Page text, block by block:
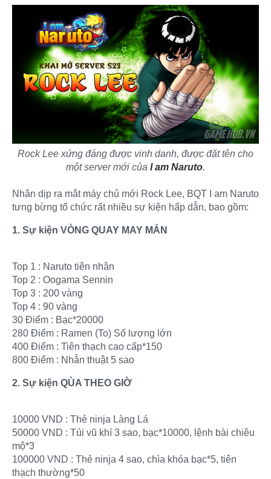
Rock Lee xứng đáng được vinh danh, được đặt tên cho
một server mới của I am Naruto.
Nhân dịp ra mắt máy chủ mới Rock Lee, BQT I am Naruto
tưng bừng tổ chức rất nhiều sự kiện hấp dẫn, bao gồm:
1. Sự kiện VÒNG QUAY MAY MẮN
Top 1 : Naruto tiên nhân
Top 2 : Oogama Sennin
Top 3 : 200 vàng
Top 4 : 90 vàng
30 Điểm : Bạc*20000
280 Điểm : Ramen (To) Số lượng lớn
400 Điểm : Tiên thạch cao cấp*150
800 Điểm : Nhẫn thuật 5 sao
2. Sự kiện QÙA THEO GIỜ
10000 VND : Thẻ ninja Làng Lá
50000 VND : Túi vũ khí 3 sao, bạc*10000, lệnh bài chiêu
mộ*3
100000 VND : Thẻ ninja 4 sao, chìa khóa bạc*5, tiên
thạch thường*50